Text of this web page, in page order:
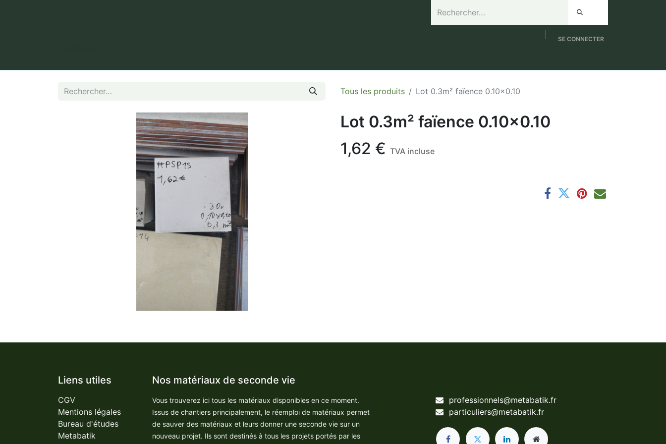
SE CONNECTER
Tous les produits Lot 0.3m² faïence 0.10x0.10
Lot 0.3m² faïence 0.10x0.10
1,62 € TVA incluse
Liens utiles
CGV
Mentions légales
Bureau d'études
Metabatik
Nos matériaux de seconde vie
Vous trouverez ici tous les matériaux disponibles en ce moment.
Issus de chantiers principalement, le réemploi de matériaux permet
de sauver des matériaux et leurs donner une seconde vie sur un
nouveau projet. Ils sont destinés à tous les projets portés par les
professionnels@metabatik.fr
particuliers@metabatik.fr